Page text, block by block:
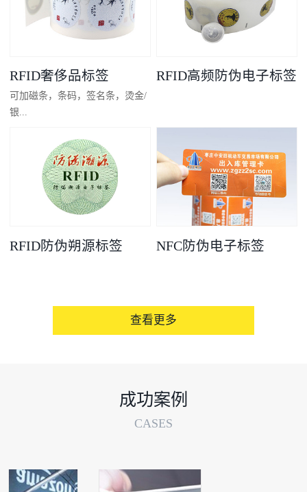
RFID奢侈品标签
可加磁条，条码，签名条，烫金/
银...
凸码，金/银底
RFID高频防伪电子标签
RFID防伪朔源标签 NFC防伪电子标签
查看更多
成功案例
CASES